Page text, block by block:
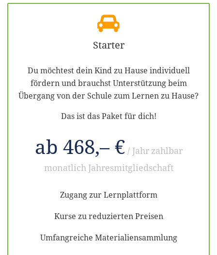
Starter
Du möchtest dein Kind zu Hause individuell
fördern und brauchst Unterstützung beim
Übergang von der Schule zum Lernen zu Hause?
Das ist das Paket für dich!
ab 468,– € / Jahr zahlbar
monatlich Jahresmitgliedschaft
Zugang zur Lernplattform
Kurse zu reduzierten Preisen
Umfangreiche Materialiensammlung